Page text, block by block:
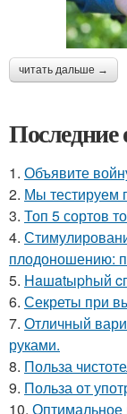
читать дальше →
Последние
1. Объявите
2. Мы тестируем
3. Топ 5 сортов
4.
плодоношению:
5. Haшatыphый
6. Секреты при
7. Отличный
руками.
8. Польза
9. Польза от
10. Оптимальное